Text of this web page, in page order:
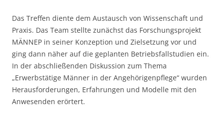
Das Treffen diente dem Austausch von Wissenschaft und
Praxis. Das Team stellte zunächst das Forschungsprojekt
MÄNNEP in seiner Konzeption und Zielsetzung vor und
ging dann näher auf die geplanten Betriebsfallstudien ein.
In der abschließenden Diskussion zum Thema
„Erwerbstätige Männer in der Angehörigenpflege“ wurden
Herausforderungen, Erfahrungen und Modelle mit den
Anwesenden erörtert.